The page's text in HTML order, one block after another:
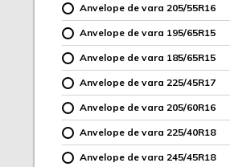
Anvelope de vara 205/55R16
Anvelope de vara 195/65R15
Anvelope de vara 185/65R15
Anvelope de vara 225/45R17
Anvelope de vara 205/60R16
Anvelope de vara 225/40R18
Anvelope de vara 245/45R18